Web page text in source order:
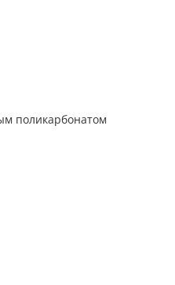
поликарбонатом